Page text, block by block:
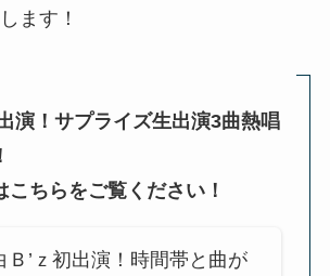
ます！
演！サプライズ生出演3曲熱唱
こちらをご覧ください！
Ｂ’ｚ初出演！時間帯と曲が